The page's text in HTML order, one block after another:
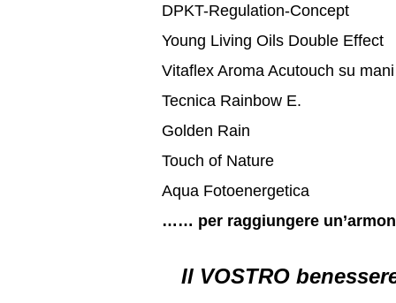
DPKT-Regulation-Concept
Young Living Oils Double Effect
Vitaflex Aroma Acutouch su
Tecnica Rainbow E.
Golden Rain
Touch of Nature
Aqua Fotoenergetica
…… per raggiungere
Il VOSTRO